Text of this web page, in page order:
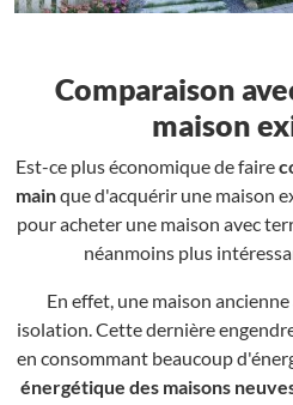
Comparaison
maison
Est-ce plus économique de faire
mainque d'acquérir une maison
pour acheter une maison avec
néanmoins plus
En effet, une maison
isolation. Cette dernière
en consommant beaucoup
énergétique des maisons